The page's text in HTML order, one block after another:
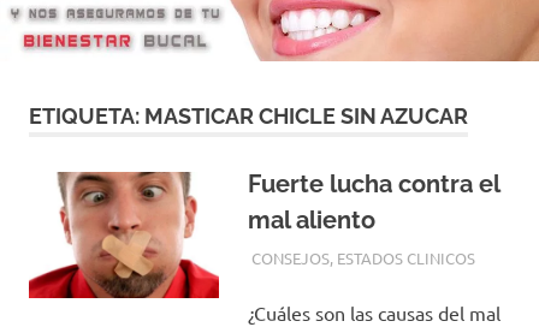
con
los
y
mas
modernas
tranquilidad
ETIQUETA: MASTICAR CHICLE SIN AZUCAR
Fuerte lucha contra el
mal aliento
2 JUNIO, 2016
ADMIN
CONSEJOS, ESTADOS CLINICOS
¿Cuáles son las causas del mal